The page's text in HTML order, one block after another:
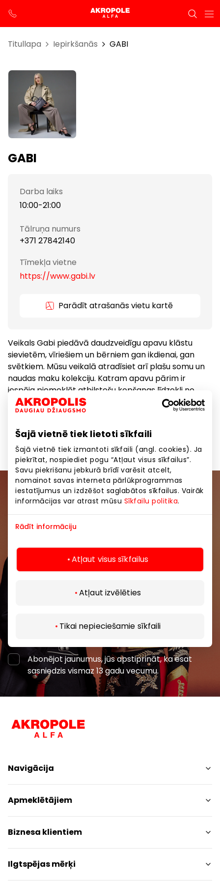
Šajā vietnē tiek lietoti sīkfaili
Šajā vietnē tiek izmantoti sīkfaili (angl. cookies). Ja
piekrītat, nospiediet pogu “Atļaut visus sīkfailus”.
Savu piekrišanu jebkurā brīdī varēsit atcelt,
nomainot savas interneta pārlūkprogrammas
iestatījumus un izdzēšot saglabātos sīkfailus. Vairāk
informācijas var atrast mūsu Sīkfailu politika.
Rādīt informāciju
Atļaut visus sīkfailus
Atļaut izvēlēties
Tikai nepieciešamie sīkfaili
Titullapa Iepirkšanās GABI
GABI
Darba laiks
10:00-21:00
Tālruņa numurs
+371 27842140
Tīmekļa vietne
https://www.gabi.lv
Parādīt atrašanās vietu kartē
Veikals Gabi piedāvā daudzveidīgu apavu klāstu
sievietēm, vīriešiem un bērniem gan ikdienai, gan
svētkiem. Mūsu veikalā atradīsiet arī plašu somu un
naudas maku kolekciju. Katram apavu pārim ir
iespēja piemeklēt atbilstošu kopšanas līdzekli no
vācu zīmola Collonil kopšanas līdzekļiem.
Apavi un galantērija Preces
Pievienojieties mūsu kopienai
pasākumiem un jaunāko informāciju iepirkšanās un
Rīga”.
Abonēt
Abonējot jaunumus, jūs apstiprināt, ka esat
sasniedzis vismaz 13 gadu vecumu.
Navigācija
Iepirkšanās
Pakalpojumi
Izklaides
Restorāni
Apmeklētājiem
Centra plāns
Dzīvniekiem draudzīgs
Kontakti
Akcijas
Biznesa klientiem
Kontakti
Paziņojums presei
Ilgtspējas mērķi